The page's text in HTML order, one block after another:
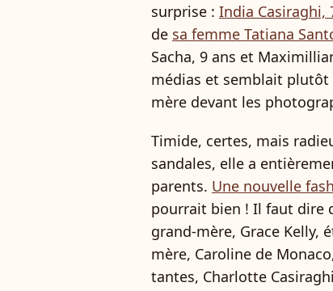
surprise : India Casiraghi,
de sa femme Tatiana
Sacha, 9 ans et
médias et semblait plutôt
mère devant les
Timide, certes, mais
sandales, elle a
parents. Une nouvelle
pourrait bien ! Il faut dire
grand-mère, Grace Kelly,
mère, Caroline de
tantes, Charlotte